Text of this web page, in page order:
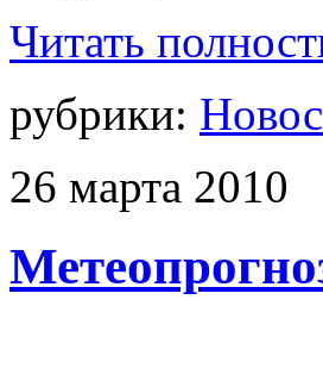
Читать
рубрики:
26 марта 2010